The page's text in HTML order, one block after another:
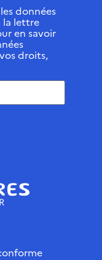
données
la lettre
en savoir
droits,